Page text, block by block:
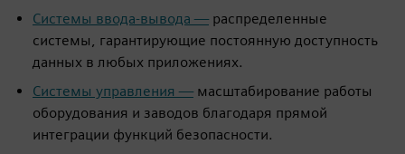
Системы ввода-вывода — распределенные
системы, гарантирующие постоянную доступность
данных в любых приложениях.
Системы управления — масштабирование работы
оборудования и заводов благодаря прямой
интеграции функций безопасности.